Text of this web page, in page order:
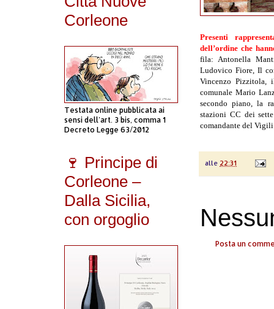
Presenti
dell’ordine che
fila: Antonella
Ludovico Fiore, Il
Vincenzo Pizzitola,
comunale Mario
secondo piano, la
stazioni CC dei
comandante del
alle 22:31
Posta un
Corleone
Testata online pubblicata ai
sensi dell'art. 3 bis, comma 1
Decreto Legge 63/2012
🍷 Principe di
Corleone –
Dalla Sicilia,
con orgoglio